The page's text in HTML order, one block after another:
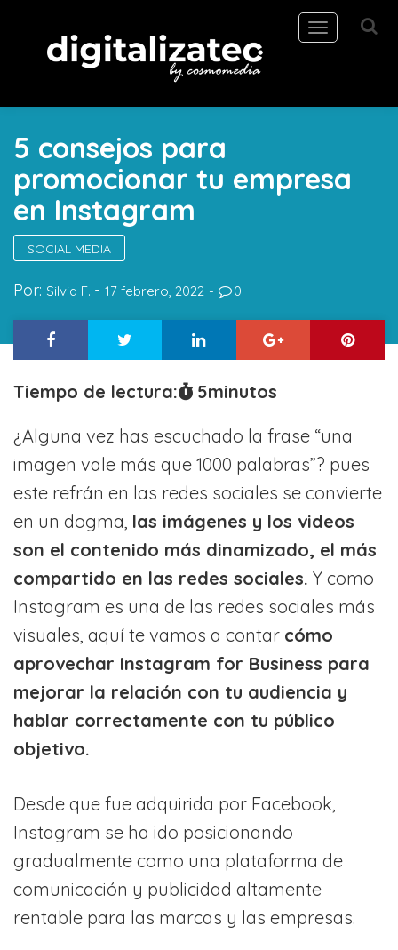
Toggle
navigation
5 consejos para
promocionar tu empresa
en Instagram
SOCIAL MEDIA
Por: Silvia F. 17 febrero, 2022 0
Tiempo de lectura: 5minutos
¿Alguna vez has escuchado la frase “una
imagen vale más que 1000 palabras”? pues
este refrán en las redes sociales se convierte
en un dogma, las imágenes y los videos
son el contenido más dinamizado, el más
compartido en las redes sociales. Y como
Instagram es una de las redes sociales más
visuales, aquí te vamos a contar cómo
aprovechar Instagram for Business para
mejorar la relación con tu audiencia y
hablar correctamente con tu público
objetivo.
Desde que fue adquirida por Facebook,
Instagram se ha ido posicionando
gradualmente como una plataforma de
comunicación y publicidad altamente
rentable para las marcas y las empresas.